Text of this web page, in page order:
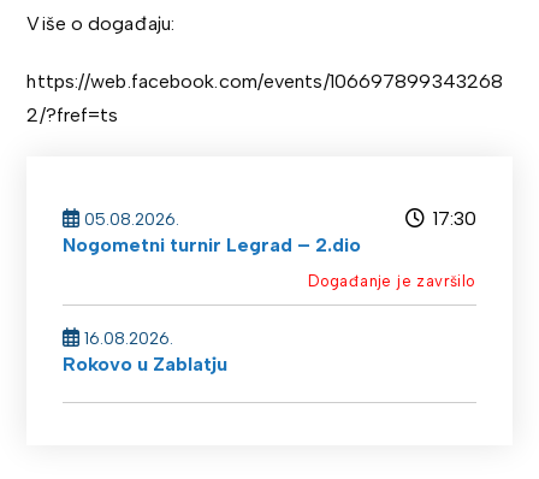
Više o događaju:
https://web.facebook.com/events/106697899343268
2/?fref=ts
05.08.2026.
17:30
Nogometni turnir Legrad – 2.dio
Događanje je završilo
16.08.2026.
Rokovo u Zablatju